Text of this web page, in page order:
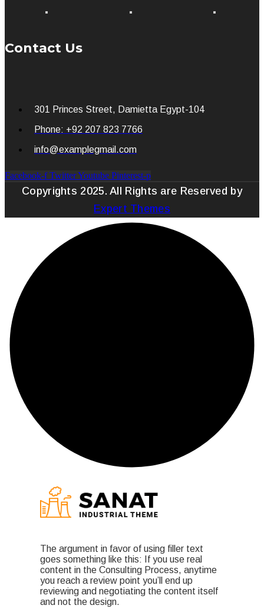
Contact Us
301 Princes Street, Damietta Egypt-104
Phone: +92 207 823 7766
info@examplegmail.com
Facebook-f TwitterYoutube Pinterest-p
Copyrights 2025. All Rights are Reserved by
Expert Themes
The argument in favor of using filler text
goes something like this: If you use real
content in the Consulting Process, anytime
you reach a review point you’ll end up
reviewing and negotiating the content itself
and not the design.